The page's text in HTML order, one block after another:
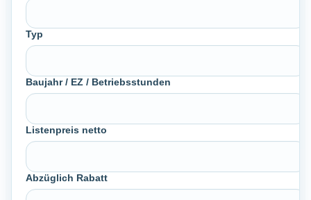
Typ
Baujahr / EZ / Betriebsstunden
Listenpreis netto
Abzüglich Rabatt